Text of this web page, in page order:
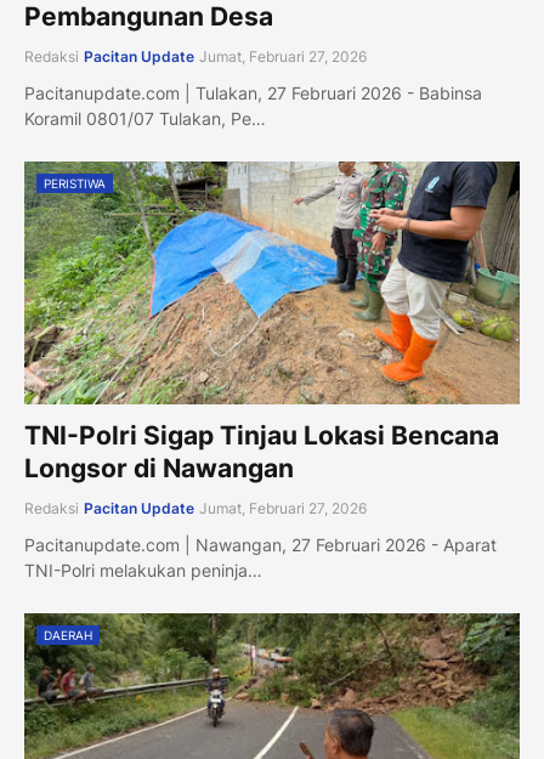
Pembangunan Desa
Redaksi Pacitan Update Jumat, Februari 27, 2026
Pacitanupdate.com | Tulakan, 27 Februari 2026 - Babinsa
Koramil 0801/07 Tulakan, Pe…
PERISTIWA
TNI-Polri Sigap Tinjau Lokasi Bencana
Longsor di Nawangan
Redaksi Pacitan Update Jumat, Februari 27, 2026
Pacitanupdate.com | Nawangan, 27 Februari 2026 - Aparat
TNI-Polri melakukan peninja…
DAERAH